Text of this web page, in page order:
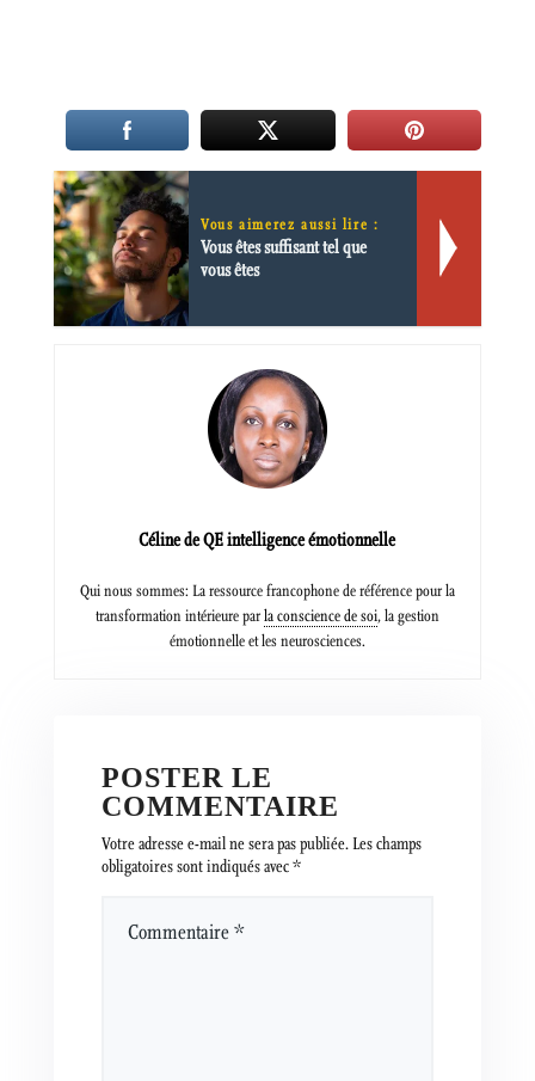
Vous aimerez aussi lire :
Vous êtes suffisant tel que
vous êtes
Céline de QE intelligence émotionnelle
Qui nous sommes: La ressource francophone de référence pour la
transformation intérieure parla conscience de soi, la gestion
émotionnelle et les neurosciences.
POSTER LE
COMMENTAIRE
Votre adresse e-mail ne sera pas publiée.Les champs
obligatoires sont indiqués avec*